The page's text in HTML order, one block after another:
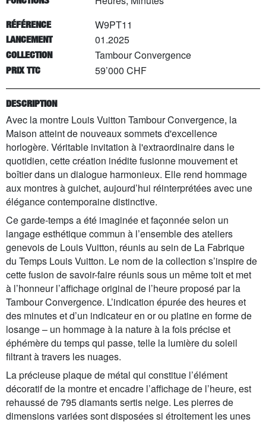
RÉFÉRENCE W9PT11
LANCEMENT 01.2025
COLLECTION Tambour Convergence
PRIX TTC 59’000 CHF
DESCRIPTION
Avec la montre Louis Vuitton Tambour Convergence, la
Maison atteint de nouveaux sommets d'excellence
horlogère. Véritable invitation à l'extraordinaire dans le
quotidien, cette création inédite fusionne mouvement et
boîtier dans un dialogue harmonieux. Elle rend hommage
aux montres à guichet, aujourd’hui réinterprétées avec une
élégance contemporaine distinctive.
Ce garde-temps a été imaginée et façonnée selon un
langage esthétique commun à l’ensemble des ateliers
genevois de Louis Vuitton, réunis au sein de La Fabrique
du Temps Louis Vuitton. Le nom de la collection s’inspire de
cette fusion de savoir-faire réunis sous un même toit et met
à l’honneur l’affichage original de l’heure proposé par la
Tambour Convergence. L’indication épurée des heures et
des minutes et d’un indicateur en or ou platine en forme de
losange – un hommage à la nature à la fois précise et
éphémère du temps qui passe, telle la lumière du soleil
filtrant à travers les nuages.
La précieuse plaque de métal qui constitue l’élément
décoratif de la montre et encadre l’affichage de l’heure, est
rehaussé de 795 diamants sertis neige. Les pierres de
dimensions variées sont disposées si étroitement les unes